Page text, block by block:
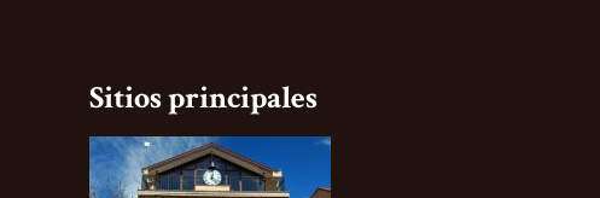
Sitios principales